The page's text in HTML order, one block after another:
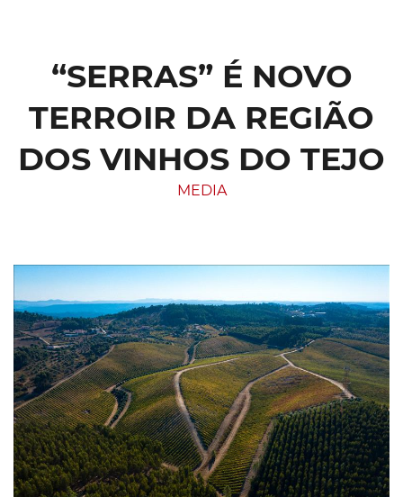
“SERRAS” É NOVO
TERROIR DA REGIÃO
DOS VINHOS DO TEJO
MEDIA